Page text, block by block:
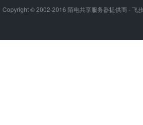
Copyright © 2002-2016 陌电共享服务器提供商 - 飞